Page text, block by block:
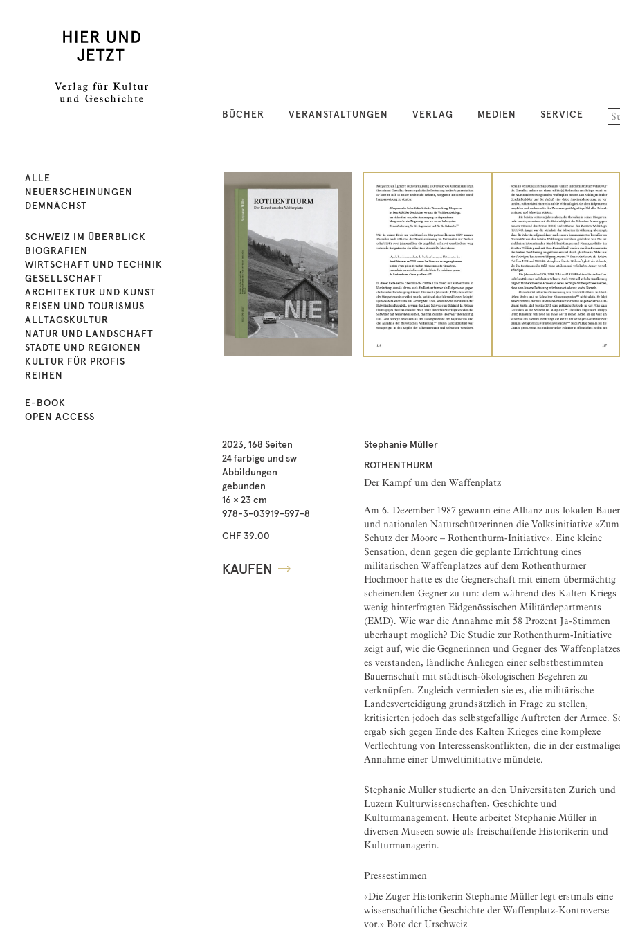
BÜCHER VERANSTALTUNGEN VERLAG MEDIEN SERVICE
ALLE
NEUERSCHEINUNGEN
DEMNÄCHST
SCHWEIZ IM ÜBERBLICK
BIOGRAFIEN
WIRTSCHAFT UND TECHNIK
GESELLSCHAFT
ARCHITEKTUR UND KUNST
REISEN UND TOURISMUS
ALLTAGSKULTUR
NATUR UND LANDSCHAFT
STÄDTE UND REGIONEN
KULTUR FÜR PROFIS
REIHEN
E-BOOK
OPEN ACCESS
2023, 168 Seiten
24 farbige und sw
Abbildungen
gebunden
16 × 23 cm
978-3-03919-597-8
CHF 39.00
KAUFEN
Stephanie Müller
ROTHENTHURM
Der Kampf um den Waffenplatz
Am 6. Dezember 1987 gewann eine Allianz aus lokalen
und nationalen Naturschützerinnen die Volksinitiative «Zum
Schutz der Moore – Rothenthurm-Initiative». Eine kleine
Sensation, denn gegen die geplante Errichtung eines
militärischen Waffenplatzes auf dem Rothenthurmer
Hochmoor hatte es die Gegnerschaft mit einem übermächtig
scheinenden Gegner zu tun: dem während des Kalten Kriegs
wenig hinterfragten Eidgenössischen Militärdepartments
(EMD). Wie war die Annahme mit 58 Prozent Ja-Stimmen
überhaupt möglich? Die Studie zur Rothenthurm-Initiative
zeigt auf, wie die Gegnerinnen und Gegner des Waffenplatzes
es verstanden, ländliche Anliegen einer selbstbestimmten
Bauernschaft mit städtisch-ökologischen Begehren zu
verknüpfen. Zugleich vermieden sie es, die militärische
Landesverteidigung grundsätzlich in Frage zu stellen,
kritisierten jedoch das selbstgefällige Auftreten der Armee.
ergab sich gegen Ende des Kalten Krieges eine komplexe
Verflechtung von Interessenskonflikten, die in der
Annahme einer Umweltinitiative mündete.
Stephanie Müller studierte an den Universitäten Zürich und
Luzern Kulturwissenschaften, Geschichte und
Kulturmanagement. Heute arbeitet Stephanie Müller in
diversen Museen sowie als freischaffende Historikerin und
Kulturmanagerin.
Pressestimmen
«Die Zuger Historikerin Stephanie Müller legt erstmals eine
wissenschaftliche Geschichte der Waffenplatz-Kontroverse
vor.» Bote der Urschweiz